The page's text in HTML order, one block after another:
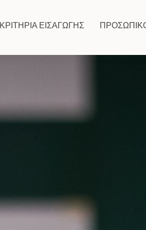
ΚΡΙΤΗΡΙΑ ΕΙΣΑΓΩΓΗΣ